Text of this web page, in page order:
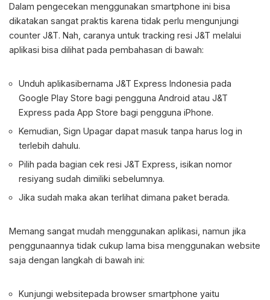
Dalam pengecekan menggunakan smartphone ini bisa
dikatakan sangat praktis karena tidak perlu mengunjungi
counter J&T. Nah, caranya untuk tracking resi J&T melalui
aplikasi bisa dilihat pada pembahasan di bawah:
Unduh aplikasibernama J&T Express Indonesia pada
Google Play Store bagi pengguna Android atau J&T
Express pada App Store bagi pengguna iPhone.
Kemudian, Sign Upagar dapat masuk tanpa harus log in
terlebih dahulu.
Pilih pada bagian cek resi J&T Express, isikan nomor
resiyang sudah dimiliki sebelumnya.
Jika sudah maka akan terlihat dimana paket berada.
Memang sangat mudah menggunakan aplikasi, namun jika
penggunaannya tidak cukup lama bisa menggunakan website
saja dengan langkah di bawah ini:
Kunjungi websitepada browser smartphone yaitu